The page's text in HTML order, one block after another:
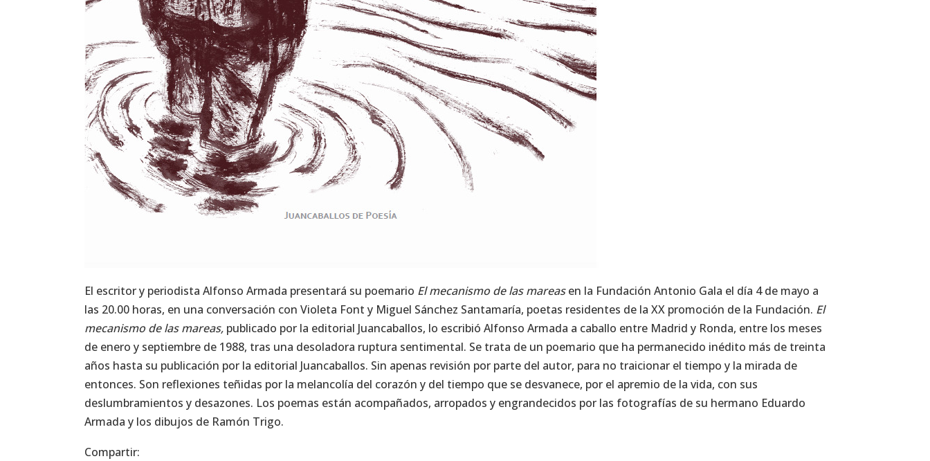
El escritor y periodista Alfonso Armada presentará su poemario El mecanismo de las mareasen la Fundación Antonio Gala el día 4 de mayo a
las 20.00 horas, en una conversación con Violeta Font y Miguel Sánchez Santamaría, poetas residentes de la XX promoción de la Fundación. El
mecanismo de las mareas, publicado por la editorial Juancaballos, lo escribió Alfonso Armada a caballo entre Madrid y Ronda, entre los meses
de enero y septiembre de 1988, tras una desoladora ruptura sentimental. Se trata de un poemario que ha permanecido inédito más de treinta
años hasta su publicación por la editorial Juancaballos. Sin apenas revisión por parte del autor, para no traicionar el tiempo y la mirada de
entonces. Son reflexiones teñidas por la melancolía del corazón y del tiempo que se desvanece, por el apremio de la vida, con sus
deslumbramientos y desazones. Los poemas están acompañados, arropados y engrandecidos por las fotografías de su hermano Eduardo
Armada y los dibujos de Ramón Trigo.
Compartir: